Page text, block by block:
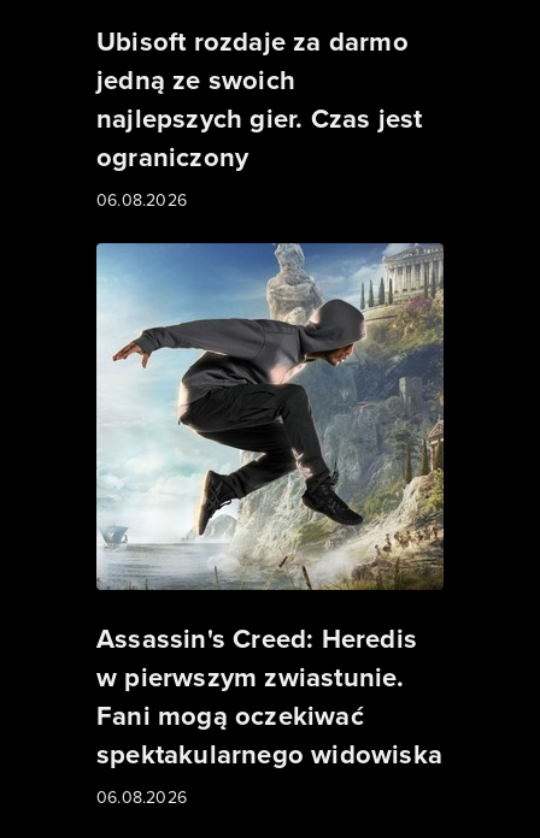
Ubisoft rozdaje za darmo
jedną ze swoich
najlepszych gier. Czas jest
ograniczony
06.08.2026
Assassin's Creed: Heredis
w pierwszym zwiastunie.
Fani mogą oczekiwać
spektakularnego widowiska
06.08.2026